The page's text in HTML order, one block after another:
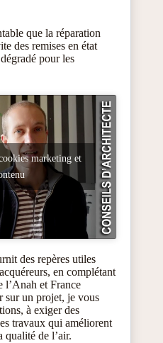
que la réparation
des remises en état
pour les
marketing et
des repères utiles
en complétant
l’Anah et France
sur un projet, je vous
à exiger des
travaux qui améliorent
qualité de l’air.